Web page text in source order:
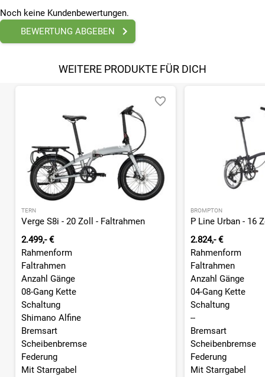
Noch keine Kundenbewertungen.
BEWERTUNG ABGEBEN
WEITERE PRODUKTE FÜR DICH
TERN
Verge S8i - 20 Zoll - Faltrahmen
2.499,- €
Rahmenform
Faltrahmen
Anzahl Gänge
08-Gang Kette
Schaltung
Shimano Alfine
Bremsart
Scheibenbremse
Federung
Mit Starrgabel
BROMPTON
P Line Urban - 16
2.824,- €
Rahmenform
Faltrahmen
Anzahl Gänge
04-Gang Kette
Schaltung
--
Bremsart
Scheibenbremse
Federung
Mit Starrgabel